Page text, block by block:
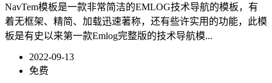
NavTem模板是一款非常简洁的EMLOG技术导航的模板，有
着无框架、精简、加载迅速著称，还有些许实用的功能，此模
板是有史以来第一款Emlog完整版的技术导航模...
2022-09-13
免费